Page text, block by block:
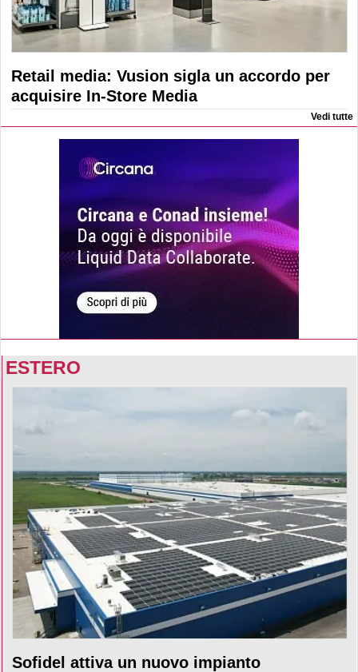
Retail media: Vusion sigla un accordo per
acquisire In-Store Media
Vedi tutte
ESTERO
Sofidel attiva un nuovo impianto